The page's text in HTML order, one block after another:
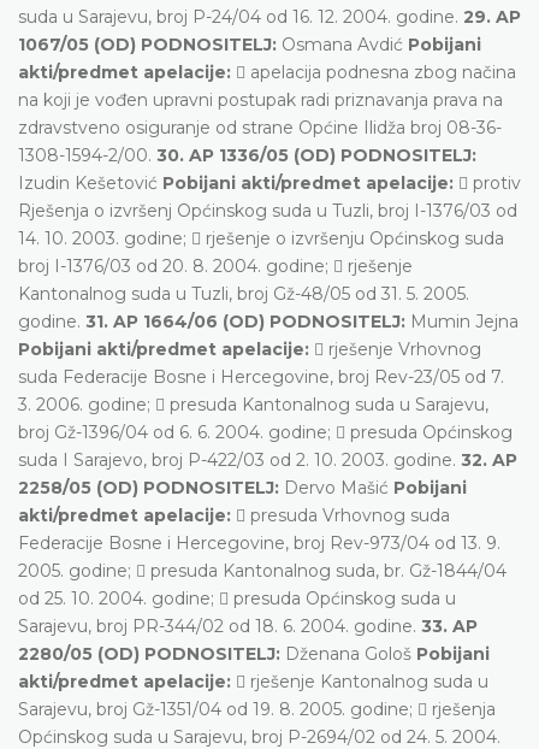
suda u Sarajevu, broj P-24/04 od 16. 12. 2004. godine. 29. AP
1067/05 (OD) PODNOSITELJ: Osmana Avdić Pobijani
akti/predmet apelacije:  apelacija podnesna zbog načina
na koji je vođen upravni postupak radi priznavanja prava na
zdravstveno osiguranje od strane Općine Ilidža broj 08-36-
1308-1594-2/00. 30. AP 1336/05 (OD) PODNOSITELJ:
Izudin Kešetović Pobijani akti/predmet apelacije:  protiv
Rješenja o izvršenj Općinskog suda u Tuzli, broj I-1376/03 od
14. 10. 2003. godine;  rješenje o izvršenju Općinskog suda
broj I-1376/03 od 20. 8. 2004. godine;  rješenje
Kantonalnog suda u Tuzli, broj Gž-48/05 od 31. 5. 2005.
godine. 31. AP 1664/06 (OD) PODNOSITELJ: Mumin Jejna
Pobijani akti/predmet apelacije:  rješenje Vrhovnog
suda Federacije Bosne i Hercegovine, broj Rev-23/05 od 7.
3. 2006. godine;  presuda Kantonalnog suda u Sarajevu,
broj Gž-1396/04 od 6. 6. 2004. godine;  presuda Općinskog
suda I Sarajevo, broj P-422/03 od 2. 10. 2003. godine. 32. AP
2258/05 (OD) PODNOSITELJ: Dervo Mašić Pobijani
akti/predmet apelacije:  presuda Vrhovnog suda
Federacije Bosne i Hercegovine, broj Rev-973/04 od 13. 9.
2005. godine;  presuda Kantonalnog suda, br. Gž-1844/04
od 25. 10. 2004. godine;  presuda Općinskog suda u
Sarajevu, broj PR-344/02 od 18. 6. 2004. godine. 33. AP
2280/05 (OD) PODNOSITELJ: Dženana Gološ Pobijani
akti/predmet apelacije:  rješenje Kantonalnog suda u
Sarajevu, broj Gž-1351/04 od 19. 8. 2005. godine;  rješenja
Općinskog suda u Sarajevu, broj P-2694/02 od 24. 5. 2004.